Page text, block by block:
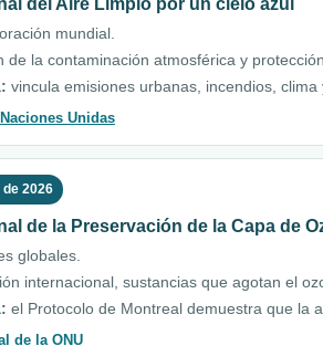
del Aire Limpio por un cielo azul
mundial.
de la contaminación atmosférica y
vincula emisiones urbanas, incendios,
Unidas
2026
de la Preservación de la Capa de
globales.
internacional, sustancias que agotan el
el Protocolo de Montreal demuestra que la
de la ONU